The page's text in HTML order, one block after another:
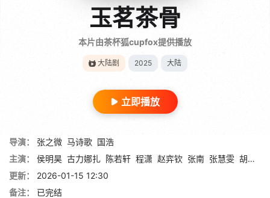
玉茗茶骨
本片由茶杯狐cupfox提供播放
大陆剧 2025 大陆
立即播放
导演： 张之微 马诗歌 国浩
主演：
侯明昊 古力娜扎 陈若轩 程潇 赵弈钦 张南 张慧雯 胡静
更新：
2026-01-15 12:30
备注：
已完结